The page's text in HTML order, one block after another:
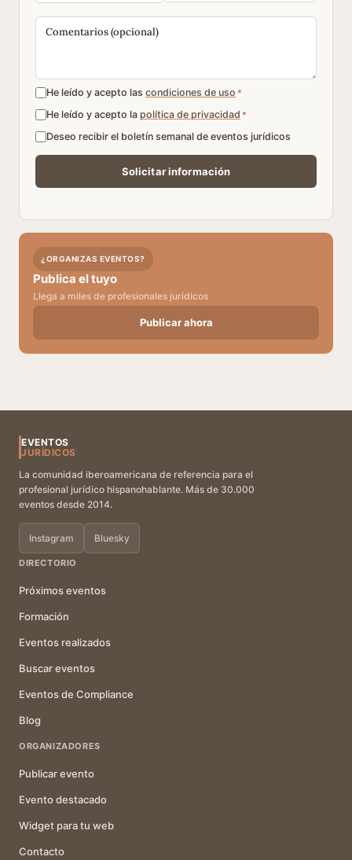
He leído y acepto las condiciones de uso *
He leído y acepto la política de privacidad *
Deseo recibir el boletín semanal de eventos jurídicos
¿ORGANIZAS EVENTOS?
Publica el tuyo
Llega a miles de profesionales jurídicos
Publicar ahora
EVENTOS
JURÍDICOS
La comunidad iberoamericana de referencia para el
profesional jurídico hispanohablante. Más de 30.000
eventos desde 2014.
Instagram Bluesky
DIRECTORIO
Próximos eventos
Formación
Eventos realizados
Buscar eventos
Eventos de Compliance
Blog
ORGANIZADORES
Publicar evento
Evento destacado
Widget para tu web
Contacto